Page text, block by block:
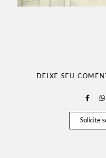
DEIXE SEU
Solicite